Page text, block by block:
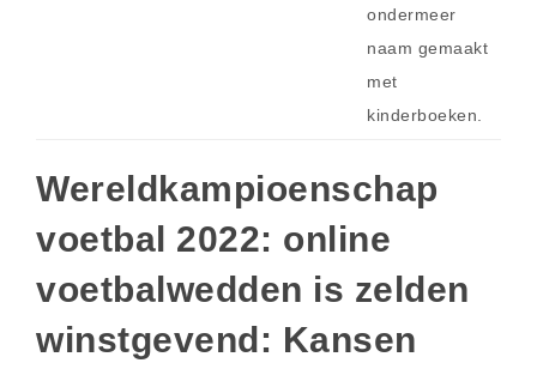
ondermeer
naam gemaakt
met
kinderboeken.
Wereldkampioenschap
voetbal 2022: online
voetbalwedden is zelden
winstgevend: Kansen